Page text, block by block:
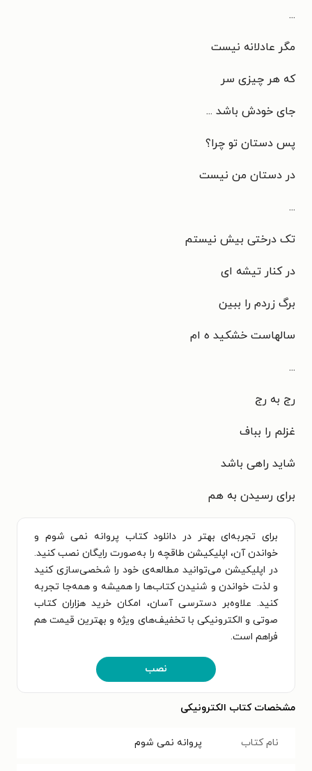
...
مگر عادلانه نیست
که هر چیزی سر
جای خودش باشد ...
پس دستان تو چرا؟
در دستان من نیست
...
تک درختی بیش نیستم
در کنار تیشه ای
برگ زردم را ببین
سالهاست خشکید ه ام
...
رج به رج
غزلم را بباف
شاید راهی باشد
برای رسیدن به هم
برای تجربه‌ای بهتر در دانلود کتاب پروانه نمی شوم و
خواندن آن، اپلیکیشن طاقچه را به‌صورت رایگان نصب کنید.
در اپلیکیشن می‌توانید مطالعه‌ی خود را شخصی‌سازی کنید
و لذت خواندن و شنیدن کتاب‌ها را همیشه و همه‌جا تجربه
کنید. علاوه‌بر دسترسی آسان، امکان خرید هزاران کتاب
صوتی و الکترونیکی با تخفیف‌های ویژه و بهترین قیمت هم
فراهم است.
نصب
مشخصات کتاب الکترونیکی
نام کتاب پروانه نمی شوم